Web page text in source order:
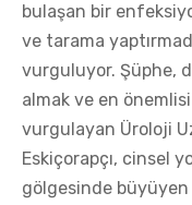
bulaşan bir
ve tarama
vurguluyor. Şüphe,
almak ve en
vurgulayan Üroloji
Eskiçorapçı, cinsel
gölgesinde büyüyen